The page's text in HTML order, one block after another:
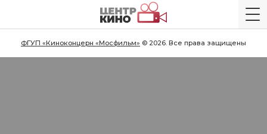
ФГУП «Киноконцерн «Мосфильм» © 2026. Все права защищены